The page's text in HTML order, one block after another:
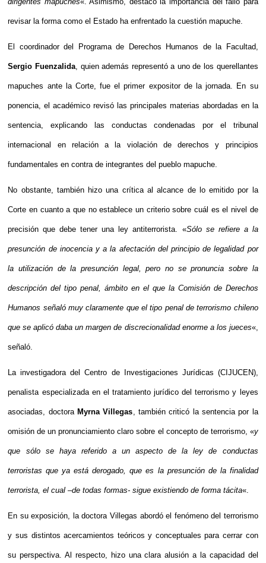
revisar la forma como el Estado ha enfrentado la cuestión mapuche.
El coordinador del Programa de Derechos Humanos de la Facultad,
Sergio Fuenzalida, quien además representó a uno de los querellantes
mapuches ante la Corte, fue el primer expositor de la jornada. En su
ponencia, el académico revisó las principales materias abordadas en la
sentencia, explicando las conductas condenadas por el tribunal
internacional en relación a la violación de derechos y principios
fundamentales en contra de integrantes del pueblo mapuche.
No obstante, también hizo una crítica al alcance de lo emitido por la
Corte en cuanto a que no establece un criterio sobre cuál es el nivel de
precisión que debe tener una ley antiterrorista. «Sólo se refiere a la
presunción de inocencia y a la afectación del principio de legalidad por
la utilización de la presunción legal, pero no se pronuncia sobre la
descripción del tipo penal, ámbito en el que la Comisión de Derechos
Humanos señaló muy claramente que el tipo penal de terrorismo chileno
que se aplicó daba un margen de discrecionalidad enorme a los jueces«,
señaló.
La investigadora del Centro de Investigaciones Jurídicas (CIJUCEN),
penalista especializada en el tratamiento jurídico del terrorismo y leyes
asociadas, doctora Myrna Villegas, también criticó la sentencia por la
omisión de un pronunciamiento claro sobre el concepto de terrorismo, «y
que sólo se haya referido a un aspecto de la ley de conductas
terroristas que ya está derogado, que es la presunción de la finalidad
terrorista, el cual –de todas formas- sigue existiendo de forma tácita«.
En su exposición, la doctora Villegas abordó el fenómeno del terrorismo
y sus distintos acercamientos teóricos y conceptuales para cerrar con
su perspectiva. Al respecto, hizo una clara alusión a la capacidad del